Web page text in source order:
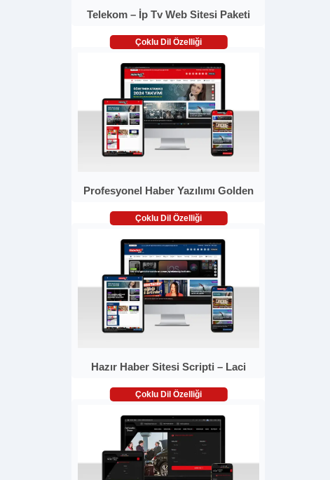
Telekom – İp Tv Web Sitesi Paketi
Çoklu Dil Özelliği
Profesyonel Haber Yazılımı Golden
Çoklu Dil Özelliği
Hazır Haber Sitesi Scripti – Laci
Çoklu Dil Özelliği